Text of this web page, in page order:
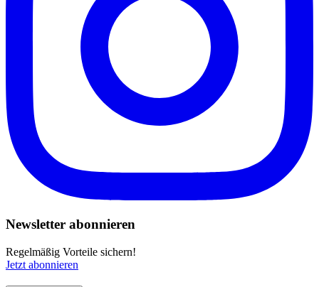
Newsletter abonnieren
Regelmäßig Vorteile sichern!
Jetzt abonnieren